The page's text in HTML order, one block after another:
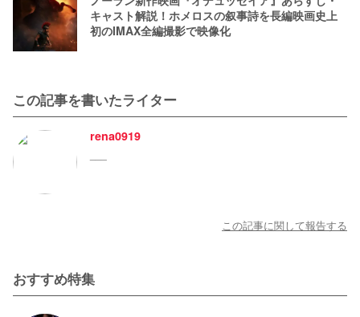
キャスト解説！ホメロスの叙事詩を長編映画史上
初のIMAX全編撮影で映像化
この記事を書いたライター
rena0919
この記事に関して報告する
おすすめ特集